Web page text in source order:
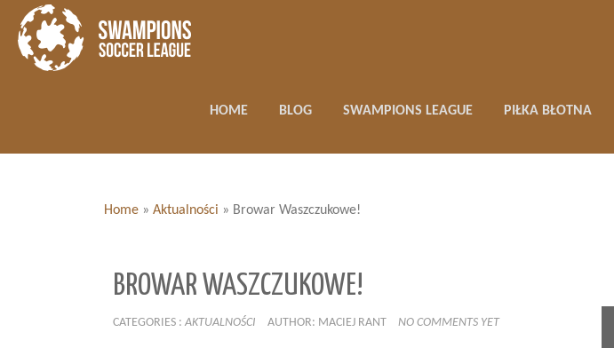
HOME BLOG SWAMPIONS LEAGUE PIŁKA BŁOTNA
Home » Aktualności » Browar Waszczukowe!
BROWAR WASZCZUKOWE!
CATEGORIES : AKTUALNOŚCI AUTHOR: MACIEJ RANT NO COMMENTS YET